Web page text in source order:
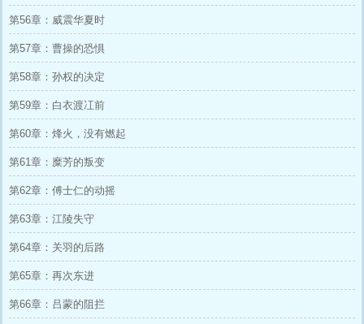
第56章：威震华夏时
第57章：曹操的恐惧
第58章：孙权的决定
第59章：白衣渡冮前
第60章：烽火，没有燃起
第61章：糜芳的叛变
第62章：傅士仁的动摇
第63章：江陵失守
第64章：关羽的后路
第65章：再次东进
第66章：吕蒙的阻拦